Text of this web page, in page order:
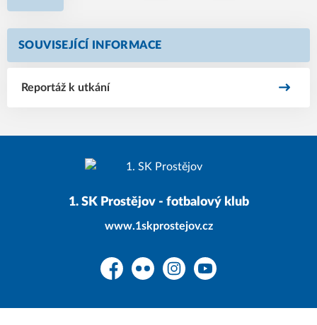
SOUVISEJÍCÍ INFORMACE
Reportáž k utkání
1. SK Prostějov - fotbalový klub
www.1skprostejov.cz
FacebookFlickr InstagramYouTube